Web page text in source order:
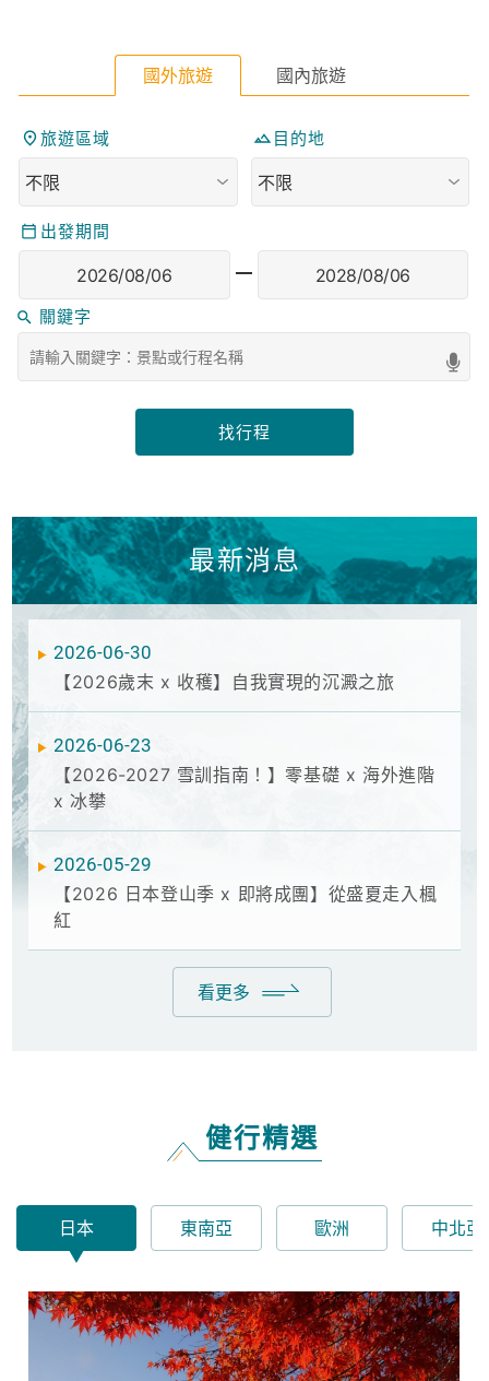
國外旅遊 國內旅遊
旅遊區域 目的地
出發期間
找行程
最新消息
2026-06-30
【2026歲末 x 收穫】自我實現的沉澱之旅
2026-06-23
【2026-2027 雪訓指南！】零基礎 x 海外進階
x 冰攀
2026-05-29
【2026 日本登山季 x 即將成團】從盛夏走入楓
紅
看更多
健行精選
日本 東南亞 歐洲 中北亞